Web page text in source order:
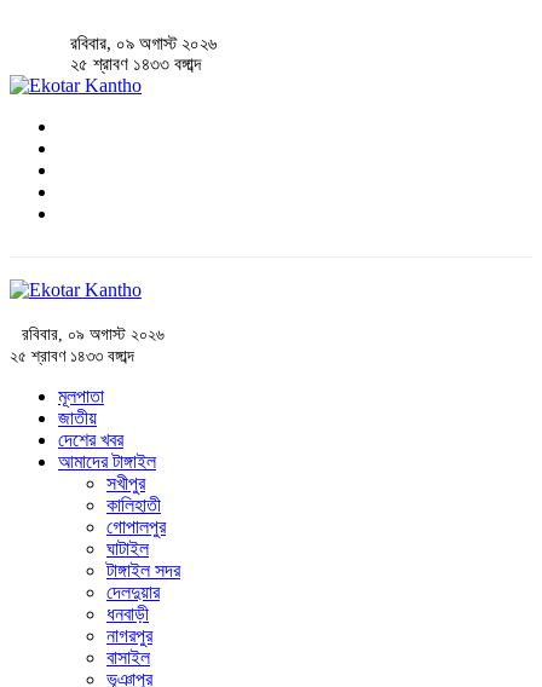
রবিবার, ০৯ অগাস্ট ২০২৬
২৫ শ্রাবণ ১৪৩৩ বঙ্গাব্দ
রবিবার, ০৯ অগাস্ট ২০২৬
২৫ শ্রাবণ ১৪৩৩ বঙ্গাব্দ
মূলপাতা
জাতীয়
দেশের খবর
আমাদের টাঙ্গাইল
সখীপুর
কালিহাতী
গোপালপুর
ঘাটাইল
টাঙ্গাইল সদর
দেলদুয়ার
ধনবাড়ী
নাগরপুর
বাসাইল
ভূঞাপুর